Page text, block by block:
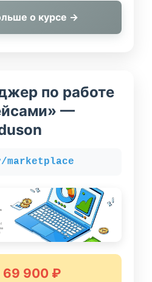
о курсе →
по работе
—
marketplace
69 900 ₽